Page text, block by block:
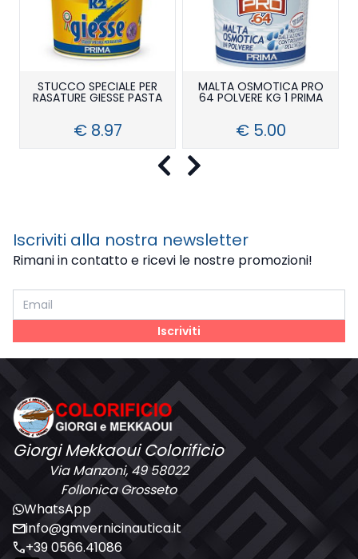
STUCCO SPECIALE PER
RASATURE GIESSE PASTA
€ 8.97
MALTA OSMOTICA PRO
64 POLVERE KG 1 PRIMA
€ 5.00
Iscriviti alla nostra newsletter
Rimani in contatto e ricevi le nostre promozioni!
Iscriviti
Giorgi Mekkaoui Colorificio
Via Manzoni, 49 58022
Follonica Grosseto
WhatsApp
mailinfo@gmvernicinautica.it
call+39 0566.41086